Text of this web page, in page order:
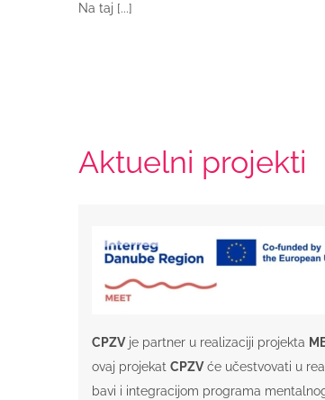
Na taj [...]
Aktuelni projekti
CPZVje partner u realizaciji projekta
ovaj projekat CPZVće učestvovati u
bavi i integracijom programa